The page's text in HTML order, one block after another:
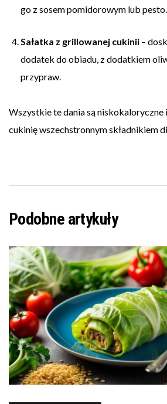
go z sosem pomidorowym lub pesto.
Sałatka z grillowanej cukinii –
dodatek do obiadu, z dodatkiem
przypraw.
Wszystkie te dania są niskokaloryczne
cukinię wszechstronnym składnikiem
Podobne artykuły